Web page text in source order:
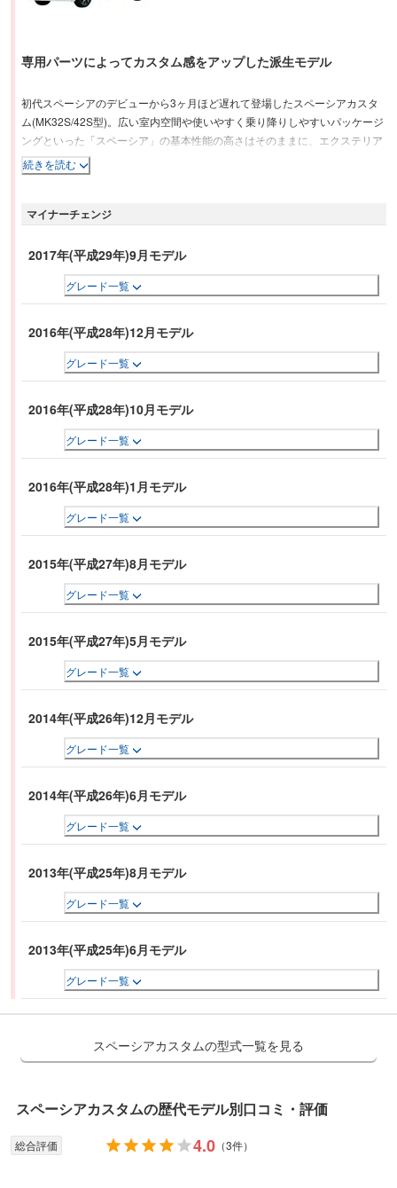
専用パーツによってカスタム感をアップした派生モデル
初代スペーシアのデビューから3ヶ月ほど遅れて登場したスペーシアカスタ
ム(MK32S/42S型)。広い室内空間や使いやすく乗り降りしやすいパッケージ
ングといった「スペーシア」の基本性能の高さはそのままに、エクステリア
は、LEDポジションランプ内臓のヘッドランプやスケルトン構造のフロント
グリル、前後のエアロバンパー、専用デザインのアルミホイールを採用。イ
ームレスト、ブラック基調の専用シートにくわえ、エアコンルーバーリング
る。パワートレインは、660ccのNAとターボを用意。燃費(JC08モード)は、
副変速機構付CVT、両側スライドドアにくわえて、ターボグレードにはワン
アクションパワースライドドアを設定した。
続きを読む
マイナーチェンジ
2017年(平成29年)9月モデル
グレード一覧
2016年(平成28年)12月モデル
グレード一覧
2016年(平成28年)10月モデル
グレード一覧
2016年(平成28年)1月モデル
グレード一覧
2015年(平成27年)8月モデル
グレード一覧
2015年(平成27年)5月モデル
グレード一覧
2014年(平成26年)12月モデル
グレード一覧
2014年(平成26年)6月モデル
グレード一覧
2013年(平成25年)8月モデル
グレード一覧
2013年(平成25年)6月モデル
グレード一覧
スペーシアカスタムの型式一覧を見る
スペーシアカスタムの歴代モデル別口コミ・評価
総合評価 4.0 （3件）